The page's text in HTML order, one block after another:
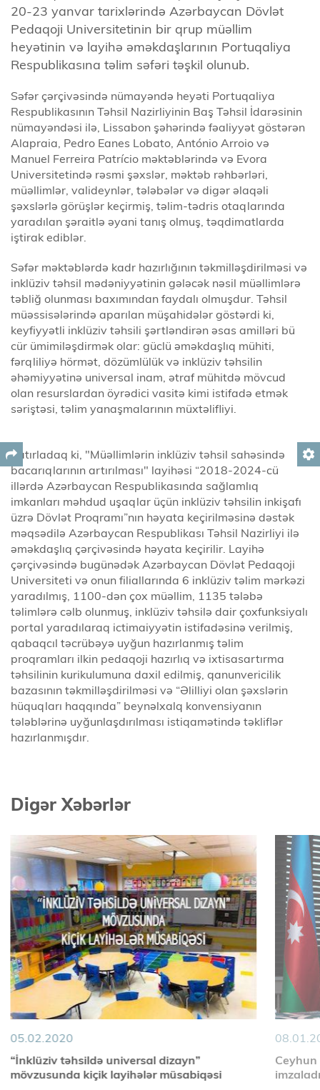
settings
20-23 yanvar tarixlərində Azərbaycan Dövlət
Pedaqoji Universitetinin bir qrup müəllim
heyətinin və layihə əməkdaşlarının Portuqaliya
Respublikasına təlim səfəri təşkil olunub.
Səfər çərçivəsində nümayəndə heyəti Portuqaliya
Respublikasının Təhsil Nazirliyinin Baş Təhsil İdarəsinin
nümayəndəsi ilə, Lissabon şəhərində fəaliyyət göstərən
Alapraia, Pedro Eanes Lobato, António Arroio və
Manuel Ferreira Patrício məktəblərində və Evora
Universitetində rəsmi şəxslər, məktəb rəhbərləri,
müəllimlər, valideynlər, tələbələr və digər əlaqəli
şəxslərlə görüşlər keçirmiş, təlim-tədris otaqlarında
yaradılan şəraitlə əyani tanış olmuş, təqdimatlarda
iştirak ediblər.
Səfər məktəblərdə kadr hazırlığının təkmilləşdirilməsi və
inklüziv təhsil mədəniyyətinin gələcək nəsil müəllimlərə
təbliğ olunması baxımından faydalı olmuşdur. Təhsil
müəssisələrində aparılan müşahidələr göstərdi ki,
keyfiyyətli inklüziv təhsili şərtləndirən əsas amilləri bü
cür ümimiləşdirmək olar: güclü əməkdaşlıq mühiti,
fərqliliyə hörmət, dözümlülük və inklüziv təhsilin
əhəmiyyətinə universal inam, ətraf mühitdə mövcud
olan resurslardan öyrədici vasitə kimi istifadə etmək
səriştəsi, təlim yanaşmalarının müxtəlifliyi.
Xatırladaq ki, "Müəllimlərin inklüziv təhsil sahəsində
bacarıqlarının artırılması" layihəsi “2018-2024-cü
illərdə Azərbaycan Respublikasında sağlamlıq
imkanları məhdud uşaqlar üçün inklüziv təhsilin inkişafı
üzrə Dövlət Proqramı”nın həyata keçirilməsinə dəstək
məqsədilə Azərbaycan Respublikası Təhsil Nazirliyi ilə
əməkdaşlıq çərçivəsində həyata keçirilir. Layihə
çərçivəsində bugünədək Azərbaycan Dövlət Pedaqoji
Universiteti və onun filiallarında 6 inklüziv təlim mərkəzi
yaradılmış, 1100-dən çox müəllim, 1135 tələbə
təlimlərə cəlb olunmuş, inklüziv təhsilə dair çoxfunksiyalı
portal yaradılaraq ictimaiyyətin istifadəsinə verilmiş,
qabaqcıl təcrübəyə uyğun hazırlanmış təlim
proqramları ilkin pedaqoji hazırlıq və ixtisasartırma
təhsilinin kurikulumuna daxil edilmiş, qanunvericilik
bazasının təkmilləşdirilməsi və “Əlilliyi olan şəxslərin
hüquqları haqqında” beynəlxalq konvensiyanın
tələblərinə uyğunlaşdırılması istiqamətində təkliflər
hazırlanmışdır.
Digər Xəbərlər
05.02.2020
“İnklüziv təhsildə universal dizayn”
mövzusunda kiçik layihələr müsabiqəsi
imzaladı